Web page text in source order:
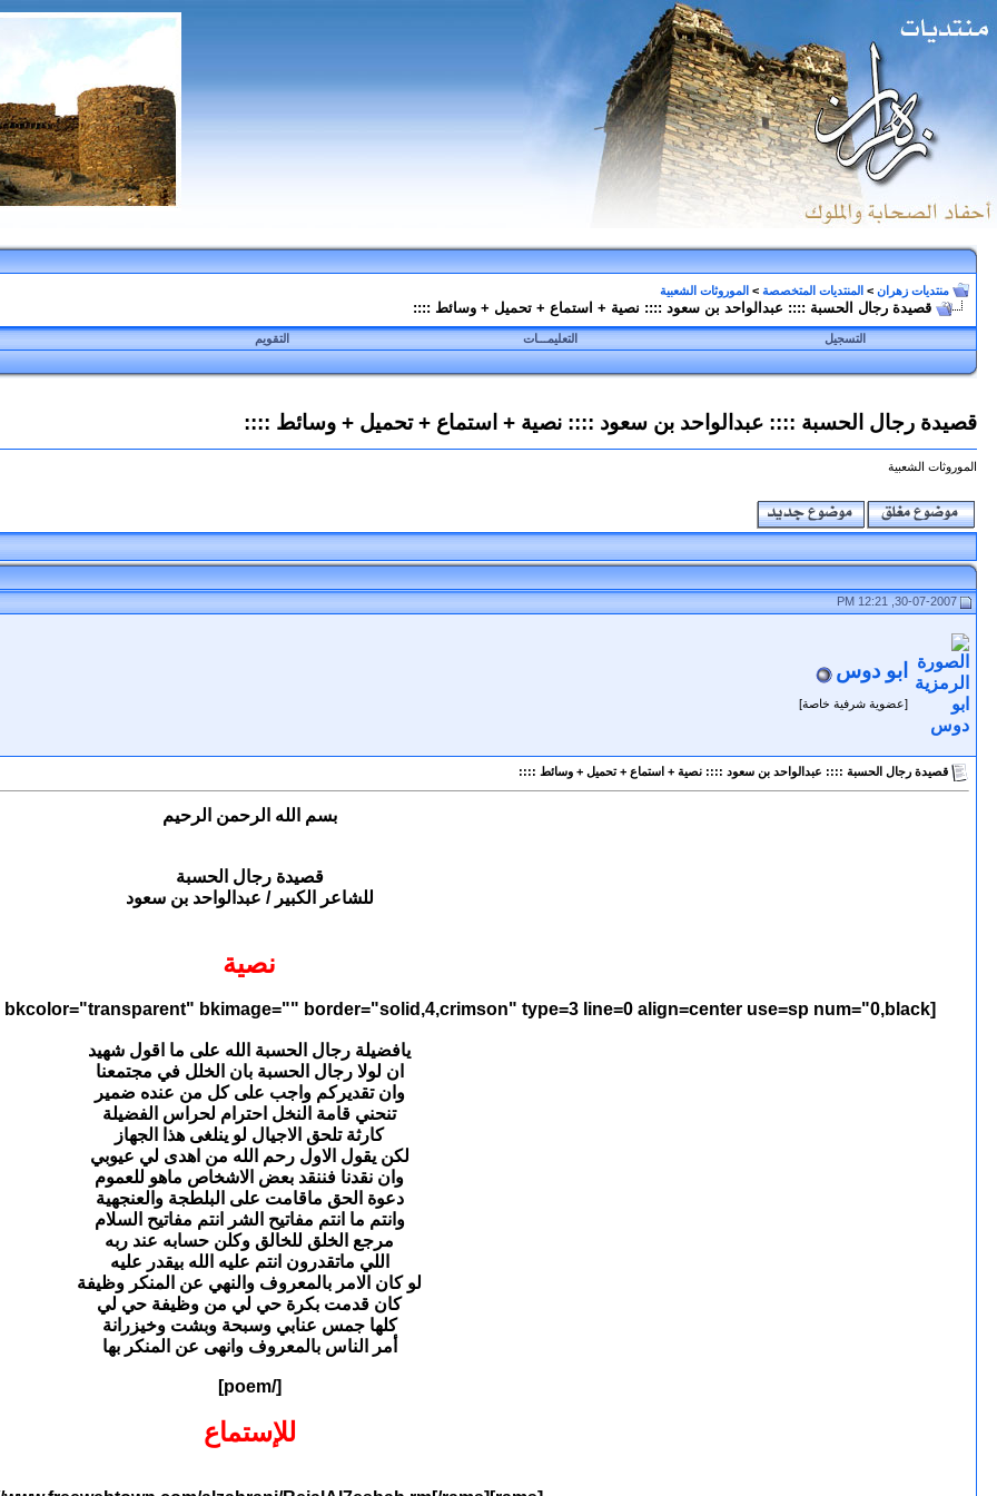
منتديات زهران > المنتديات المتخصصة > الموروثات الشعبية
قصيدة رجال الحسبة :::: عبدالواحد بن سعود :::: نصية + استماع + تحميل + وسائط ::::
التسجيل التعليمـــات التقويم
قصيدة رجال الحسبة :::: عبدالواحد بن سعود :::: نصية + استماع + تحميل + وسائط ::::
الموروثات الشعبية
30-07-2007, 12:21 PM
ابو دوس
[عضوية شرفية خاصة]
قصيدة رجال الحسبة :::: عبدالواحد بن سعود :::: نصية + استماع + تحميل + وسائط ::::
بسم الله الرحمن الرحيم
قصيدة رجال الحسبة
للشاعر الكبير / عبدالواحد بن سعود
نصية
[poem=font="Simplified Arabic,5,blue,bold,normal" bkcolor="transparent" bkimage="" border="solid,4,crimson" type=3 line=0 align=center use=sp num="0,black"]
يافضيلة رجال الحسبة الله على ما اقول شهيد
ان لولا رجال الحسبة بان الخلل في مجتمعنا
وان تقديركم واجب على كل من عنده ضمير
تنحني قامة النخل احترام لحراس الفضيلة
كارثة تلحق الاجيال لو ينلغى هذا الجهاز
لكن يقول الاول رحم الله من اهدى لي عيوبي
وان نقدنا فننقد بعض الاشخاص ماهو للعموم
دعوة الحق ماقامت على البلطجة والعنجهية
وانتم ما انتم مفاتيح الشر انتم مفاتيح السلام
مرجع الخلق للخالق وكلن حسابه عند ربه
اللي ماتقدرون انتم عليه الله بيقدر عليه
لو كان الامر بالمعروف والنهي عن المنكر وظيفة
كان قدمت بكرة حي لي من وظيفة حي لي
كلها جمس عنابي وسبحة وبشت وخيزرانة
أمر الناس بالمعروف وانهى عن المنكر بها
[/poem]
للإستماع